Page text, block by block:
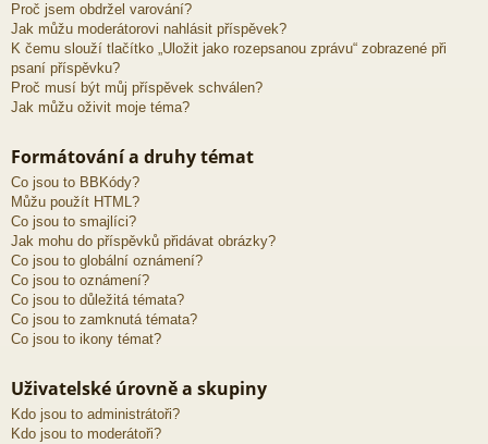
Proč jsem obdržel varování?
Jak můžu moderátorovi nahlásit příspěvek?
K čemu slouží tlačítko „Uložit jako rozepsanou zprávu“ zobrazené při
psaní příspěvku?
Proč musí být můj příspěvek schválen?
Jak můžu oživit moje téma?
Formátování a druhy témat
Co jsou to BBKódy?
Můžu použít HTML?
Co jsou to smajlíci?
Jak mohu do příspěvků přidávat obrázky?
Co jsou to globální oznámení?
Co jsou to oznámení?
Co jsou to důležitá témata?
Co jsou to zamknutá témata?
Co jsou to ikony témat?
Uživatelské úrovně a skupiny
Kdo jsou to administrátoři?
Kdo jsou to moderátoři?